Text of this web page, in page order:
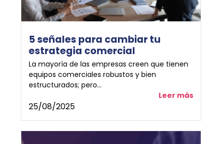
5 señales para cambiar tu
estrategia comercial
La mayoría de las empresas creen que tienen
equipos comerciales robustos y bien
estructurados; pero...
Leer más
25/08/2025